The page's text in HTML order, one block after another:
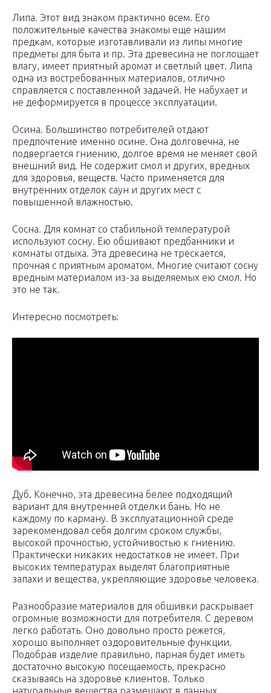
Липа. Этот вид знаком практично всем. Его
положительные качества знакомы еще нашим
предкам, которые изготавливали из липы многие
предметы для быта и пр. Эта древесина не поглощает
влагу, имеет приятный аромат и светлый цвет. Липа
одна из востребованных материалов, отлично
справляется с поставленной задачей. Не набухает и
не деформируется в процессе эксплуатации.
Осина. Большинство потребителей отдают
предпочтение именно осине. Она долговечна, не
подвергается гниению, долгое время не меняет свой
внешний вид. Не содержит смол и других, вредных
для здоровья, веществ. Часто применяется для
внутренних отделок саун и других мест с
повышенной влажностью.
Сосна. Для комнат со стабильной температурой
используют сосну. Ею обшивают предбанники и
комнаты отдыха. Эта древесина не трескается,
прочная с приятным ароматом. Многие считают сосну
вредным материалом из-за выделяемых ею смол. Но
это не так.
Интересно посмотреть:
Дуб. Конечно, эта древесина белее подходящий
вариант для внутренней отделки бань. Но не
каждому по карману. В эксплуатационной среде
зарекомендовал себя долгим сроком службы,
высокой прочностью, устойчивостью к гниению.
Практически никаких недостатков не имеет. При
высоких температурах выделят благоприятные
запахи и вещества, укрепляющие здоровье человека.
Разнообразие материалов для обшивки раскрывает
огромные возможности для потребителя. С деревом
легко работать. Оно довольно просто режется,
хорошо выполняет оздоровительные функции.
Подобрав изделие правильно, парная будет иметь
достаточно высокую посещаемость, прекрасно
сказываясь на здоровье клиентов. Только
натуральные вещества размещают в данных